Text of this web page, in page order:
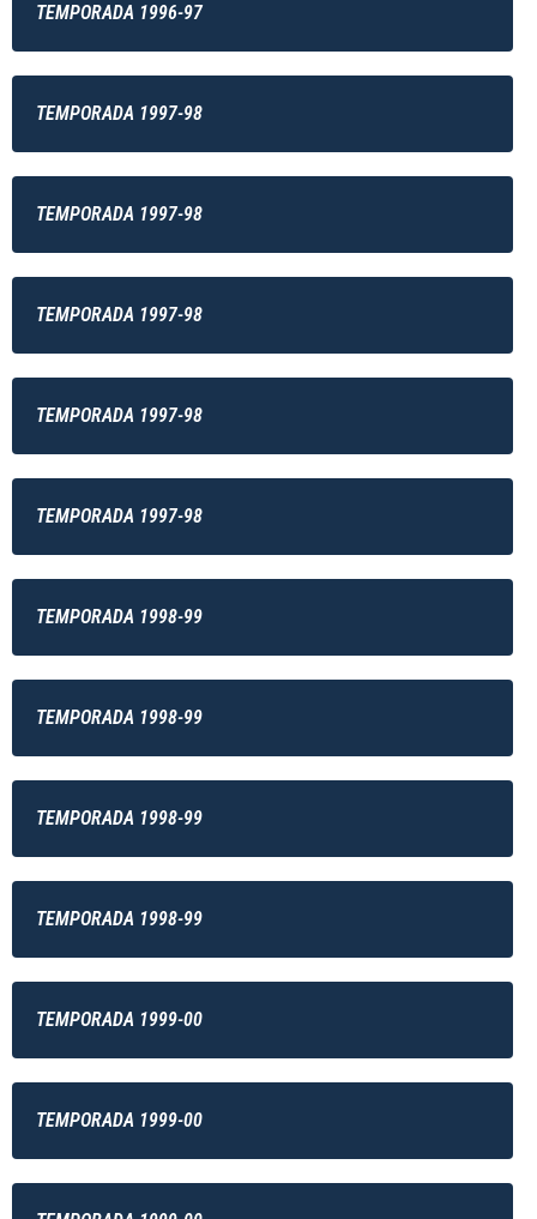
TEMPORADA 1996-97
TEMPORADA 1997-98
TEMPORADA 1997-98
TEMPORADA 1997-98
TEMPORADA 1997-98
TEMPORADA 1997-98
TEMPORADA 1998-99
TEMPORADA 1998-99
TEMPORADA 1998-99
TEMPORADA 1998-99
TEMPORADA 1999-00
TEMPORADA 1999-00